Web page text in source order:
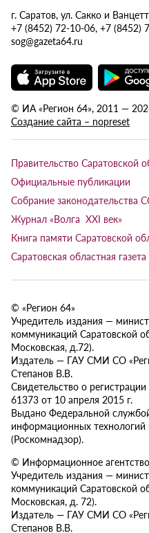
г. Саратов, ул. Сакко и
+7 (8452) 72-10-06, +7 (8452)
sog@gazeta64.ru
© ИА «Регион 64», 2011 —
Создание сайта – nopreset
Правительство Саратовской
Официальные публикации
Собрание законодательства
Журнал «Волга XXI век»
Книга памяти Саратовской
Саратовская областная газета
© «Регион 64»
Учредитель издания —
коммуникаций Саратовской
Московская, д.72).
Издатель — ГАУ СМИ СО
Степанов В.В.
Свидетельство о
61373 от 10 апреля 2015 г.
Выдано Федеральной
информационных
(Роскомнадзор).
© Информационное
Учредитель издания —
коммуникаций Саратовской
Московская, д. 72).
Издатель — ГАУ СМИ СО
Степанов В.В.